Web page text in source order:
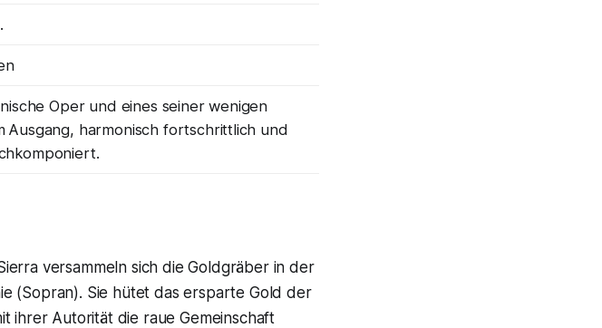
Oper und eines seiner wenigen
Ausgang, harmonisch fortschrittlich und
versammeln sich die Goldgräber in der
(Sopran). Sie hütet das ersparte Gold der
ihrer Autorität die raue Gemeinschaft